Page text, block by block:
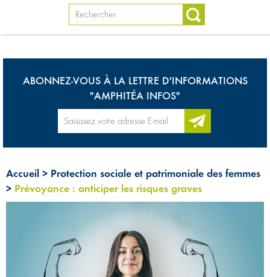
ABONNEZ-VOUS À LA LETTRE D'INFORMATIONS
"AMPHITÉA INFOS"
Accueil > Protection sociale et patrimoniale des femmes
> Prévoyance : anticiper les risques graves